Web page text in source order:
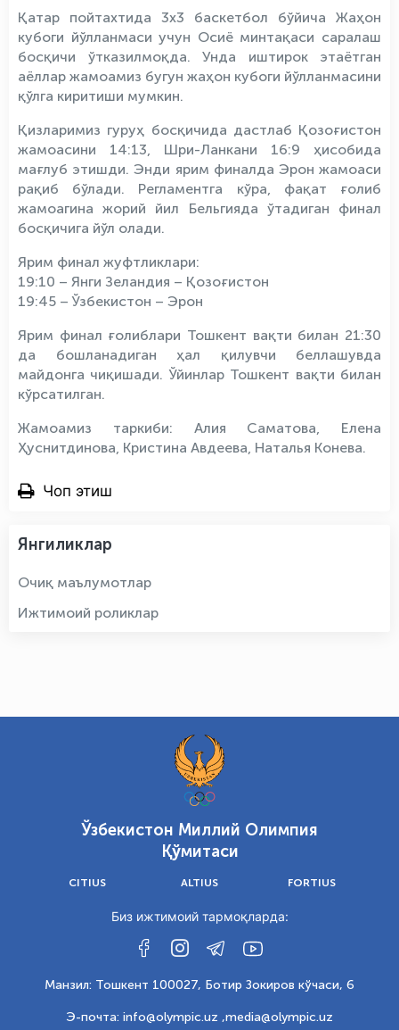
Қатар пойтахтида 3х3 баскетбол бўйича Жаҳон
кубоги йўлланмаси учун Осиё минтақаси саралаш
босқичи ўтказилмоқда. Унда иштирок этаётган
аёллар жамоамиз бугун жаҳон кубоги йўлланмасини
қўлга киритиши мумкин.
Қизларимиз гуруҳ босқичида дастлаб Қозоғистон
жамоасини 14:13, Шри-Ланкани 16:9 ҳисобида
мағлуб этишди. Энди ярим финалда Эрон жамоаси
рақиб бўлади. Регламентга кўра, фақат ғолиб
жамоагина жорий йил Бельгияда ўтадиган финал
босқичига йўл олади.
Ярим финал жуфтликлари:
19:10 – Янги Зеландия – Қозоғистон
19:45 – Ўзбекистон – Эрон
Ярим финал ғолиблари Тошкент вақти билан 21:30
да бошланадиган ҳал қилувчи беллашувда
майдонга чиқишади. Ўйинлар Тошкент вақти билан
кўрсатилган.
Жамоамиз таркиби: Алия Саматова, Елена
Ҳуснитдинова, Кристина Авдеева, Наталья Конева.
Чоп этиш
Янгиликлар
Очиқ маълумотлар
Ижтимоий роликлар
Ўзбекистон Миллий Олимпия
Қўмитаси
CITIUS ALTIUS FORTIUS
Биз ижтимоий тармоқларда:
Манзил: Тошкент 100027, Ботир Зокиров кўчаси, 6
Э-почта: info@olympic.uz ,media@olympic.uz